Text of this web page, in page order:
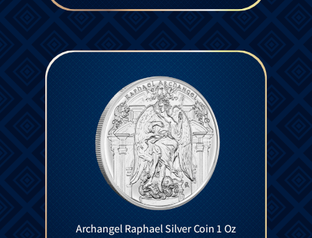
Archangel Raphael Silver Coin 1 Oz